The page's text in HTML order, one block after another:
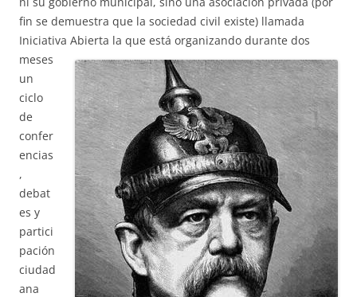
fin se demuestra que la sociedad civil existe) llamada
Iniciativa Abierta la que está organizando durante dos
meses
un
ciclo
de
confer
encias
,
debat
es y
partici
pación
ciudad
ana